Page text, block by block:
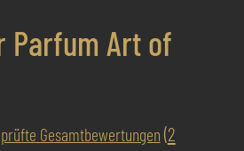
Parfum Art of
Gesamtbewertungen (2